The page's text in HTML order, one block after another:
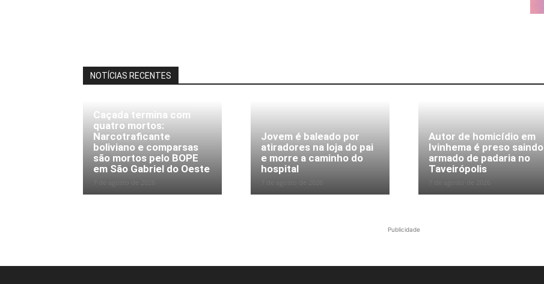
NOTÍCIAS RECENTES
Caçada termina com
quatro mortos:
Narcotraficante
boliviano e comparsas
são mortos pelo BOPE
em São Gabriel do Oeste
Jovem é baleado por
atiradores na loja do pai
e morre a caminho do
hospital
Autor de homicídio em
Ivinhema é preso saindo
armado de padaria no
Taveirópolis
Publicidade